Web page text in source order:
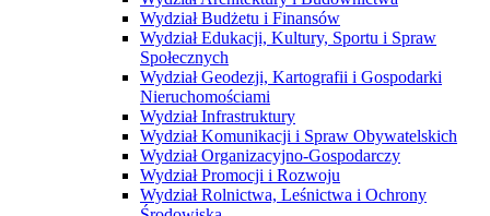
Wydział Rolnictwa, Leśnictwa i Ochrony
Środowiska
Zespół ds. Obronnych i Zarządzania
Kryzysowego
Zespół Radców Prawnych
Strona główna
Zadanie pn. ” Przebudowa drogi powiatowej Nr 1811L
na terenie gmin: Siedliszcze i Rejowiec Fabryczny”
Zadanie pn. „Budowa drogi powiatowej Nr 1719L
na odcinku od km 3+535 do km 7+146 wraz ze ścieżką
rowerową w ciągu drogi powiatowej Nr 1719L, gm.